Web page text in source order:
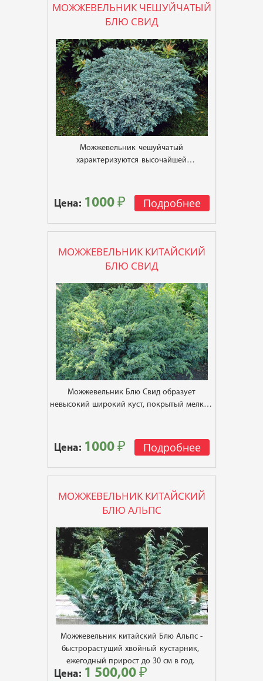
МОЖЖЕВЕЛЬНИК ЧЕШУЙЧАТЫЙ
БЛЮ СВИД
Можжевельник чешуйчатый
характеризуются высочайшей
активные летучие вещества – фитонциды
Цена: 1000 ₽ Подробнее
МОЖЖЕВЕЛЬНИК КИТАЙСКИЙ
БЛЮ СВИД
Можжевельник Блю Свид образует
невысокий широкий куст, покрытый мелкой
Цена: 1000 ₽ Подробнее
МОЖЖЕВЕЛЬНИК КИТАЙСКИЙ
БЛЮ АЛЬПС
Можжевельник китайский Блю Альпс -
быстрорастущий хвойный кустарник,
ежегодный прирост до 30 см в год.
Цена: 1 500,00 ₽